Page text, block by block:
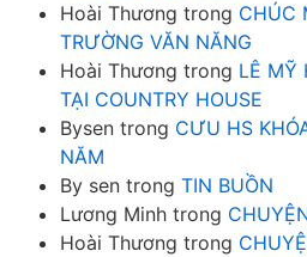
Hoài Thương trong CHÚC
TRƯỜNG VĂN NĂNG
Hoài Thương trong LÊ MỸ
TẠI COUNTRY HOUSE
Bysen trong CƯU HS
NĂM
By sen trong TIN BUỒN
Lương Minh trong
Hoài Thương trong